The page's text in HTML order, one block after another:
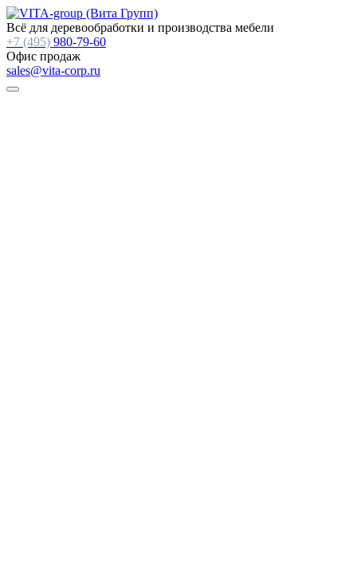
Всё для деревообработки и производства мебели
+7 (495) 980-79-60
Офис продаж
sales@vita-corp.ru